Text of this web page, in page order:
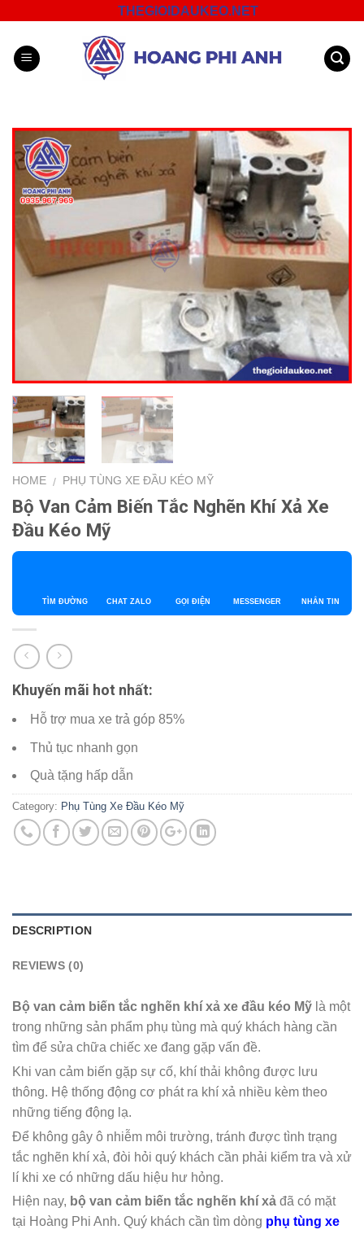
content
THEGIOIDAUKEO.NET
HOME / PHỤ TÙNG XE ĐẦU KÉO MỸ
Bộ Van Cảm Biến Tắc Nghẽn Khí Xả Xe
Đầu Kéo Mỹ
TÌM ĐƯỜNG CHAT ZALO GỌI ĐIỆN MESSENGER NHẮN TIN
Khuyến mãi hot nhất:
Hỗ trợ mua xe trả góp 85%
Thủ tục nhanh gọn
Quà tặng hấp dẫn
Category: Phụ Tùng Xe Đầu Kéo Mỹ
DESCRIPTION
REVIEWS (0)
Bộ van cảm biến tắc nghẽn khí xả xe đầu kéo Mỹ là một
trong những sản phẩm phụ tùng mà quý khách hàng cần
tìm để sửa chữa chiếc xe đang gặp vấn đề.
Khi van cảm biến gặp sự cố, khí thải không được lưu
thông. Hệ thống động cơ phát ra khí xả nhiều kèm theo
những tiếng động lạ.
Để không gây ô nhiễm môi trường, tránh được tình trạng
tắc nghẽn khí xả, đòi hỏi quý khách cần phải kiểm tra và xử
lí khi xe có những dấu hiệu hư hỏng.
Hiện nay, bộ van cảm biến tắc nghẽn khí xả đã có mặt
tại Hoàng Phi Anh. Quý khách cần tìm dòng phụ tùng xe